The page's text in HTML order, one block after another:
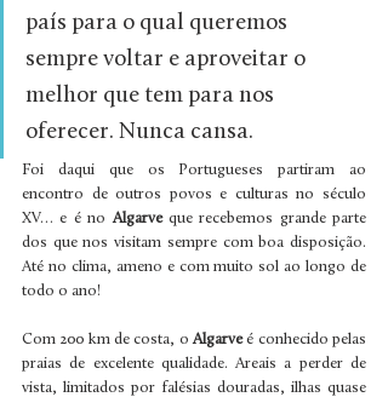
país para o qual queremos
sempre voltar e aproveitar o
melhor que tem para nos
oferecer. Nunca cansa.
Foi daqui que os Portugueses partiram ao
encontro de outros povos e culturas no século
XV… e é no Algarve que recebemos grande parte
dos que nos visitam sempre com boa disposição.
Até no clima, ameno e com muito sol ao longo de
todo o ano!
Com 200 km de costa, o Algarve é conhecido pelas
praias de excelente qualidade. Areais a perder de
vista, limitados por falésias douradas, ilhas quase